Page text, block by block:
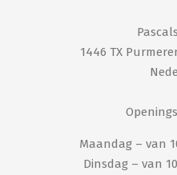
1446 TX
Maandag – van
Dinsdag – van